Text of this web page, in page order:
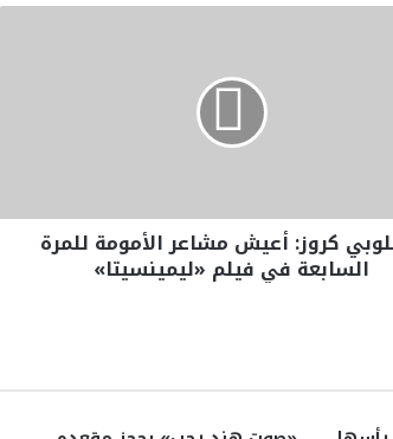
كروز: أعيش مشاعر الأمومة للمرة
السابعة في فيلم «ليمينسيتا»